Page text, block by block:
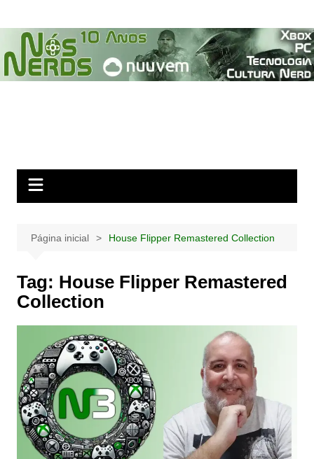
para
conteúdo
Página inicial House Flipper Remastered Collection
Tag: House Flipper Remastered
Collection